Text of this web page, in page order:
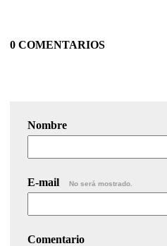
0 COMENTARIOS
Nombre
E-mail No será mostrado.
Comentario